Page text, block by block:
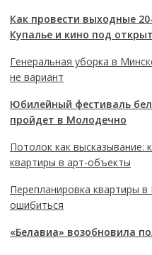
Как провести выходные
Купалье и кино под
Генеральная уборка в
не вариант
Юбилейный фестиваль
пройдет в Молодечно
Потолок как высказывание:
квартиры в арт-объекты
Перепланировка квартиры в
ошибиться
«Белавиа» возобновила